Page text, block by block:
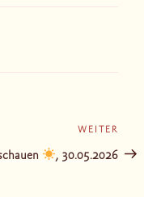
WEITER
, 30.05.2026